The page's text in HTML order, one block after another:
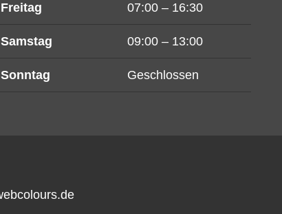
Freitag 07:00 – 16:30
Samstag 09:00 – 13:00
Sonntag Geschlossen